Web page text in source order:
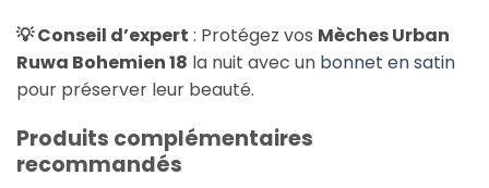
💡 Conseil d’expert : Protégez vos Mèches Urban
Ruwa Bohemien 18 la nuit avec un bonnet en satin
pour préserver leur beauté.
Produits complémentaires
recommandés